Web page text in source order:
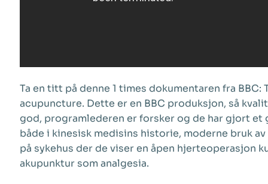
Ta en titt på denne 1 times dokumentaren fra BBC:
acupuncture. Dette er en BBC produksjon, så
god, programlederen er forsker og de har gjort et
både i kinesisk medisins historie, moderne bruk
på sykehus der de viser en åpen hjerteoperasjon
akupunktur som analgesia.